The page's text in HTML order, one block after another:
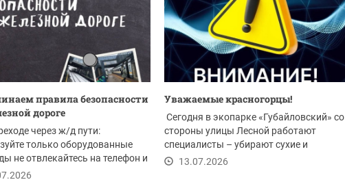
правила безопасности
дороге
через ж/д пути:
только оборудованные
не отвлекайтесь на телефон и
Уважаемые красногорцы!
Сегодня в экопарке «Губайловский» со
стороны улицы Лесной работают
специалисты – убирают сухие и
аварийные деревья....
13.07.2026